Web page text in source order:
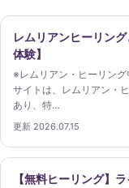
レムリアンヒーリン
体験】
※レムリアン・ヒーリン
サイトは、レムリアン・
あり、特…
更新 2026.07.15
【無料ヒーリング】